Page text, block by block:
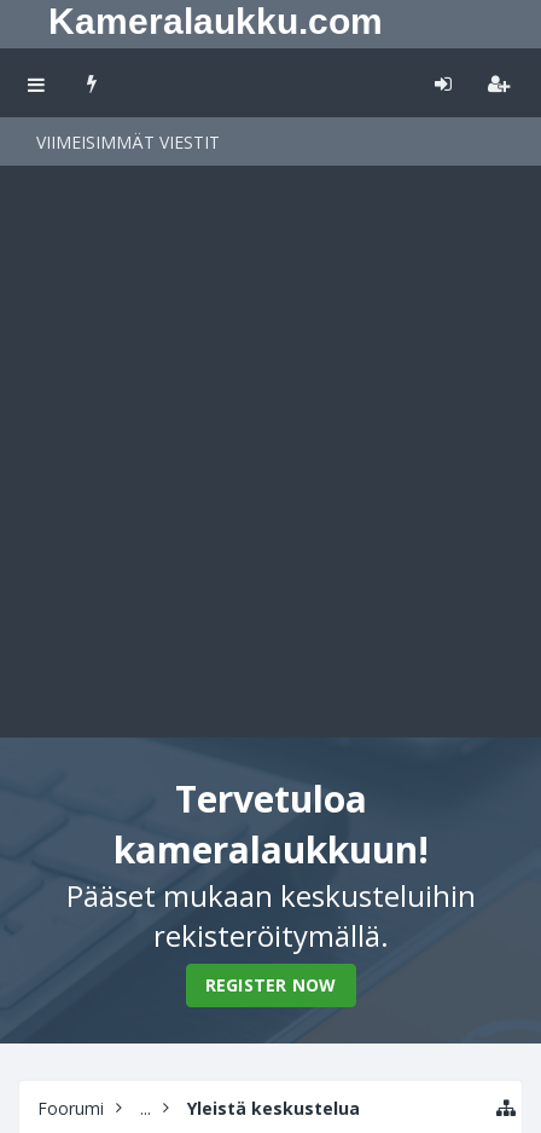
Kameralaukku.com
VIIMEISIMMÄT VIESTIT
Tervetuloa
kameralaukkuun!
Pääset mukaan keskusteluihin
rekisteröitymällä.
REGISTER NOW
Foorumi ... Yleistä keskustelua